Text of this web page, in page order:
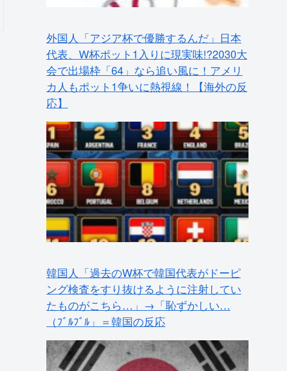
韓国人「過去のW杯で韓国代表がドーピ
ング検査をすり抜けるように注射してい
たものがこちら…」→「恥ずかしい…
（ﾌﾞﾙﾌﾞﾙ」＝韓国の反応